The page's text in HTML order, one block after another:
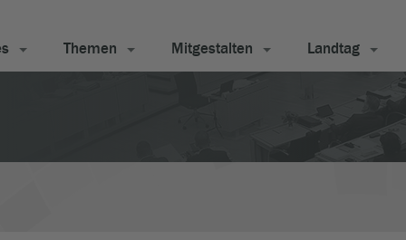
Themen Mitgestalten Landtag